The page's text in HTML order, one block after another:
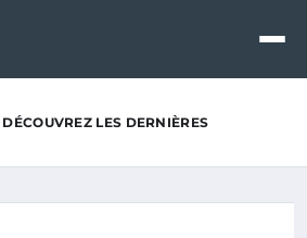
LES DERNIÈRES